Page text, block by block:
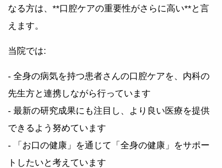
なる方は、**口腔ケアの重要性がさらに高い**と言
えます。
当院では:
- 全身の病気を持つ患者さんの口腔ケアを、内科の
先生方と連携しながら行っています
- 最新の研究成果にも注目し、より良い医療を提供
できるよう努めています
- 「お口の健康」を通じて「全身の健康」をサポー
トしたいと考えています